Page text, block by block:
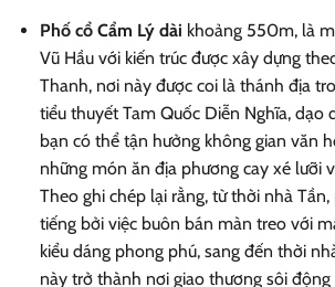
Phố cổ Cẩm Lý dài khoảng 550m, là
Vũ Hầu với kiến trúc được xây dựng
Thanh, nơi này được coi là thánh địa
tiểu thuyết Tam Quốc Diễn Nghĩa, dạo
bạn có thể tận hưởng không gian văn
những món ăn địa phương cay xé lưỡi
Theo ghi chép lại rằng, từ thời nhà
tiếng bởi việc buôn bán màn treo với
kiểu dáng phong phú, sang đến thời
này trở thành nơi giao thương sôi